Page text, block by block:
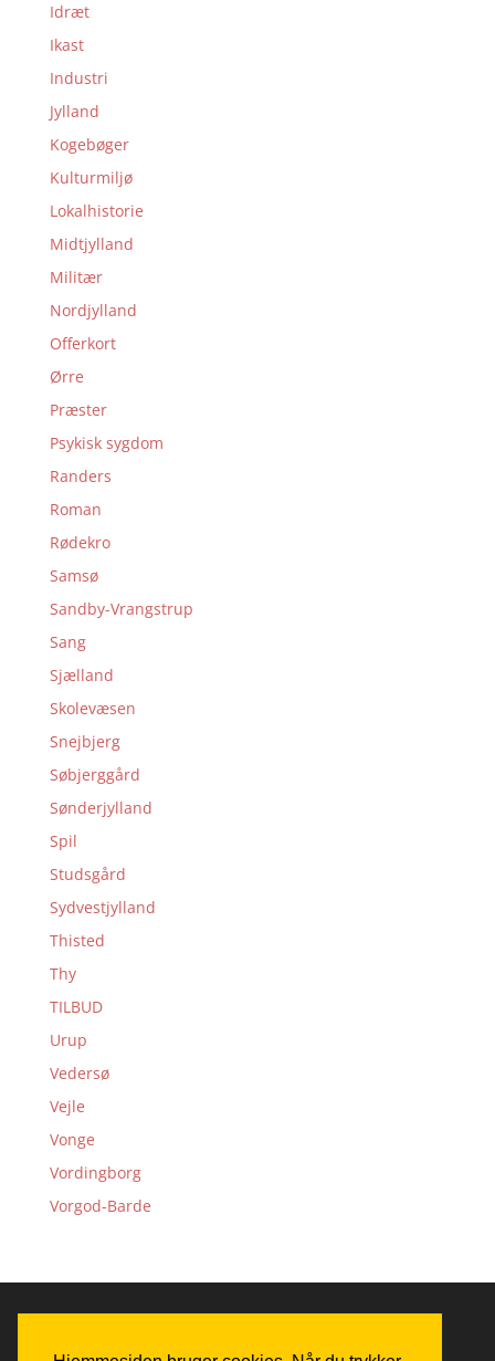
Idræt
Ikast
Industri
Jylland
Kogebøger
Kulturmiljø
Lokalhistorie
Midtjylland
Militær
Nordjylland
Offerkort
Ørre
Præster
Psykisk sygdom
Randers
Roman
Rødekro
Samsø
Sandby-Vrangstrup
Sang
Sjælland
Skolevæsen
Snejbjerg
Søbjerggård
Sønderjylland
Spil
Studsgård
Sydvestjylland
Thisted
Thy
TILBUD
Urup
Vedersø
Vejle
Vonge
Vordingborg
Vorgod-Barde